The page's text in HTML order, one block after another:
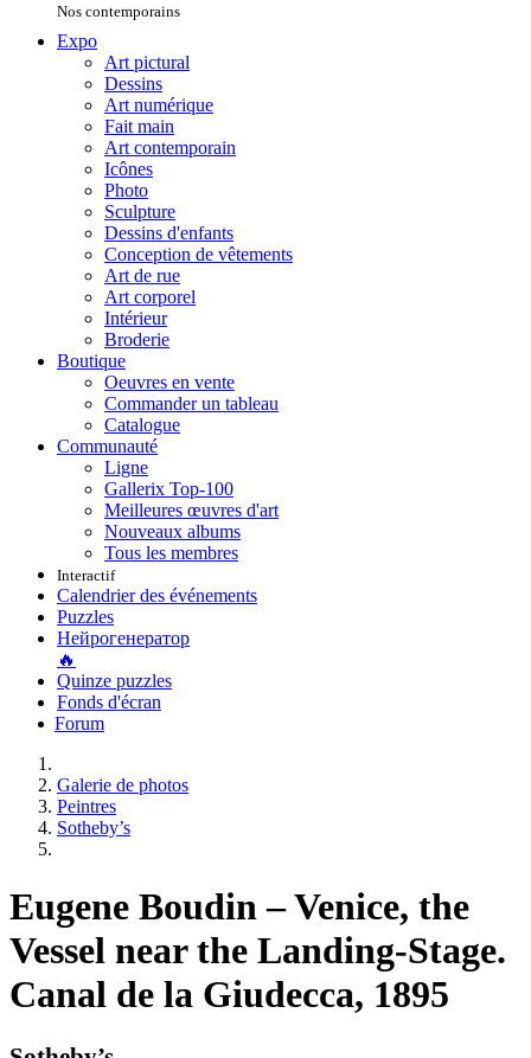
Nos contemporains
Expo
Art pictural
Dessins
Art numérique
Fait main
Art contemporain
Icônes
Photo
Sculpture
Dessins d'enfants
Conception de vêtements
Art de rue
Art corporel
Intérieur
Broderie
Boutique
Oeuvres en vente
Commander un tableau
Catalogue
Communauté
Ligne
Gallerix Top-100
Meilleures œuvres d'art
Nouveaux albums
Tous les membres
Interactif
Calendrier des événements
Puzzles
Нейрогенератор
🔥
Quinze puzzles
Fonds d'écran
Forum
Galerie de photos
Peintres
Sotheby’s
Eugene Boudin – Venice, the
Vessel near the Landing-Stage.
Canal de la Giudecca, 1895